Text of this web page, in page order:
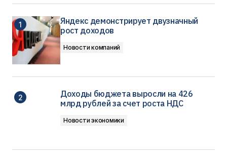
Яндекс демонстрирует двузначный
рост доходов
Новости компаний
Доходы бюджета выросли на 426
млрд рублей за счет роста НДС
Новости экономики